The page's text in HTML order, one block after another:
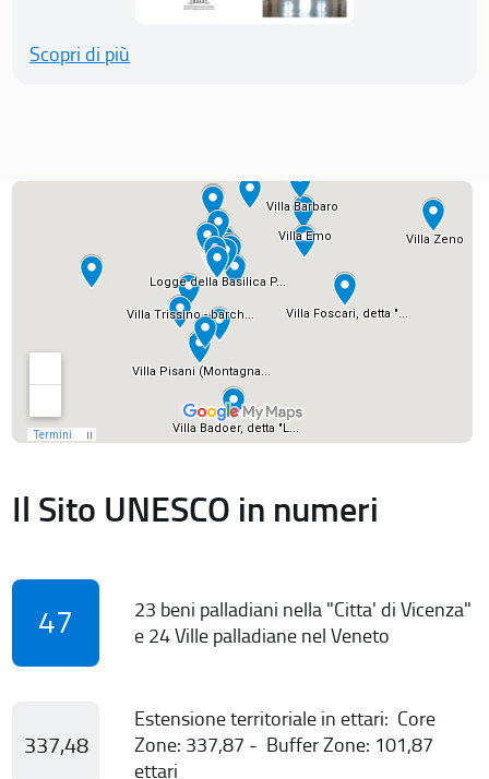
Scopri di più
Il Sito UNESCO in numeri
47
23 beni palladiani nella "Citta' di Vicenza"
e 24 Ville palladiane nel Veneto
337,48
Estensione territoriale in ettari: Core
Zone: 337,87 - Buffer Zone: 101,87
ettari